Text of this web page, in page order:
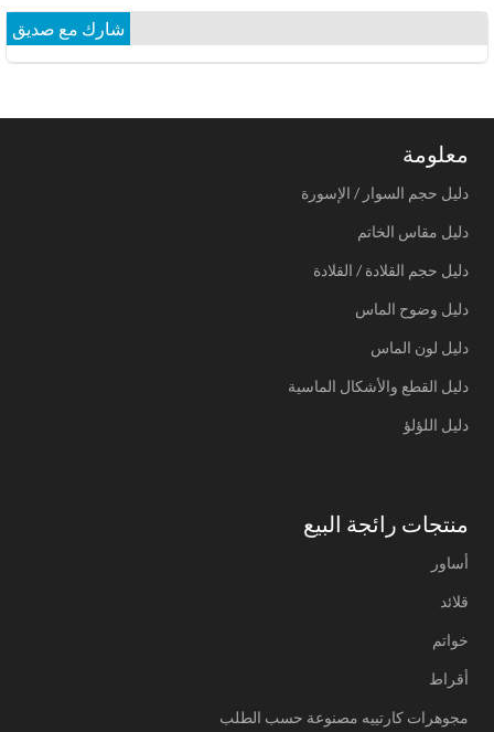
شارك مع صديق
معلومة
دليل حجم السوار / الإسورة
دليل مقاس الخاتم
دليل حجم القلادة / القلادة
دليل وضوح الماس
دليل لون الماس
دليل القطع والأشكال الماسية
دليل اللؤلؤ
منتجات رائجة البيع
أساور
قلائد
خواتم
أقراط
مجوهرات كارتييه مصنوعة حسب الطلب